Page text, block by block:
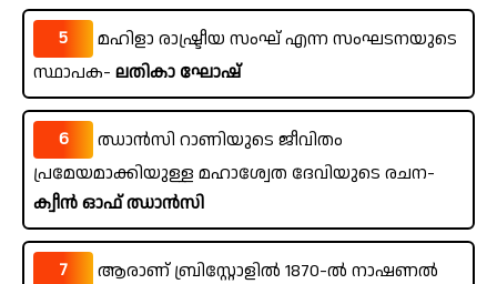
5
മഹിളാ രാഷ്ട്രീയ സംഘ് എന്ന സംഘടനയുടെ
സ്ഥാപക- ലതികാ ഘോഷ്
6
ഝാൻസി റാണിയുടെ ജീവിതം
പ്രമേയമാക്കിയുള്ള മഹാശ്വേത ദേവിയുടെ രചന-
ക്വീൻ ഓഫ് ഝാൻസി
7
ആരാണ് ബ്രിസ്റ്റോളിൽ 1870-ൽ നാഷണൽ